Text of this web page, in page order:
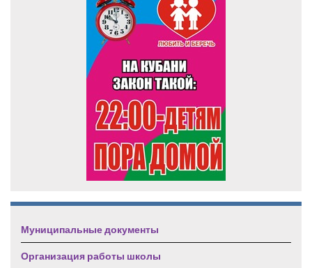
Муниципальные документы
Организация работы школы